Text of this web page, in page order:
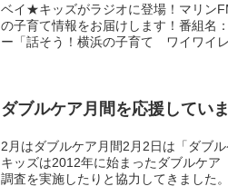
ベイ★キッズがラジオに登場！マリン
の子育て情報をお届けします！番組
ー「話そう！横浜の子育て ワイワイ
ダブルケア月間を応援していま
2月はダブルケア月間2月2日は「ダブ
キッズは2012年に始まったダブルケア
調査を実施したりと協力してきました